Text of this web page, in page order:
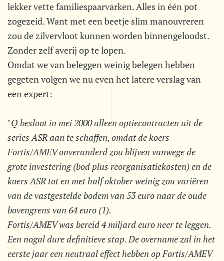
lekker vette familiespaarvarken. Alles in één pot
zogezeid. Want met een beetje slim manouvreren
zou de zilvervloot kunnen worden binnengeloodst.
Zonder zelf averij op te lopen.
Omdat we van beleggen weinig belegen hebben
gegeten volgen we nu even het latere verslag van
een expert:
"Q besloot in mei 2000 alleen optiecontracten uit de
series ASR aan te schaffen, omdat de koers
Fortis/AMEV onveranderd zou blijven vanwege de
grote investering (bod plus reorganisatiekosten) en de
koers ASR tot en met half oktober weinig zou variëren
van de vastgestelde bodem van 53 euro naar de oude
bovengrens van 64 euro (1).
Fortis/AMEV was bereid 4 miljard euro neer te leggen.
Een nogal dure definitieve stap. De overname zal in het
eerste jaar een neutraal effect hebben op Fortis/AMEV